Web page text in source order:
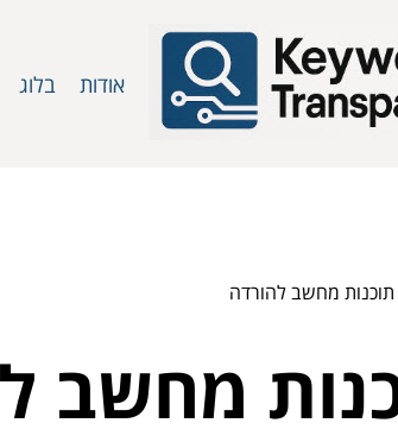
אודות בלוג
תוכנות מחשב להורדה
מחשב